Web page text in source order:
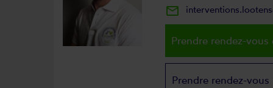
mail_outline
Prendre rendez-vous
Prendre rendez-vous